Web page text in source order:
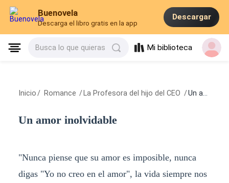
Buenovela
Descarga el libro gratis en la app
Descargar
Busca lo que quieras Mi biblioteca
Inicio / Romance / La Profesora del hijo del CEO /Un amor inolvidable
Un amor inolvidable
"Nunca piense que su amor es imposible, nunca
digas "Yo no creo en el amor", la vida siempre nos